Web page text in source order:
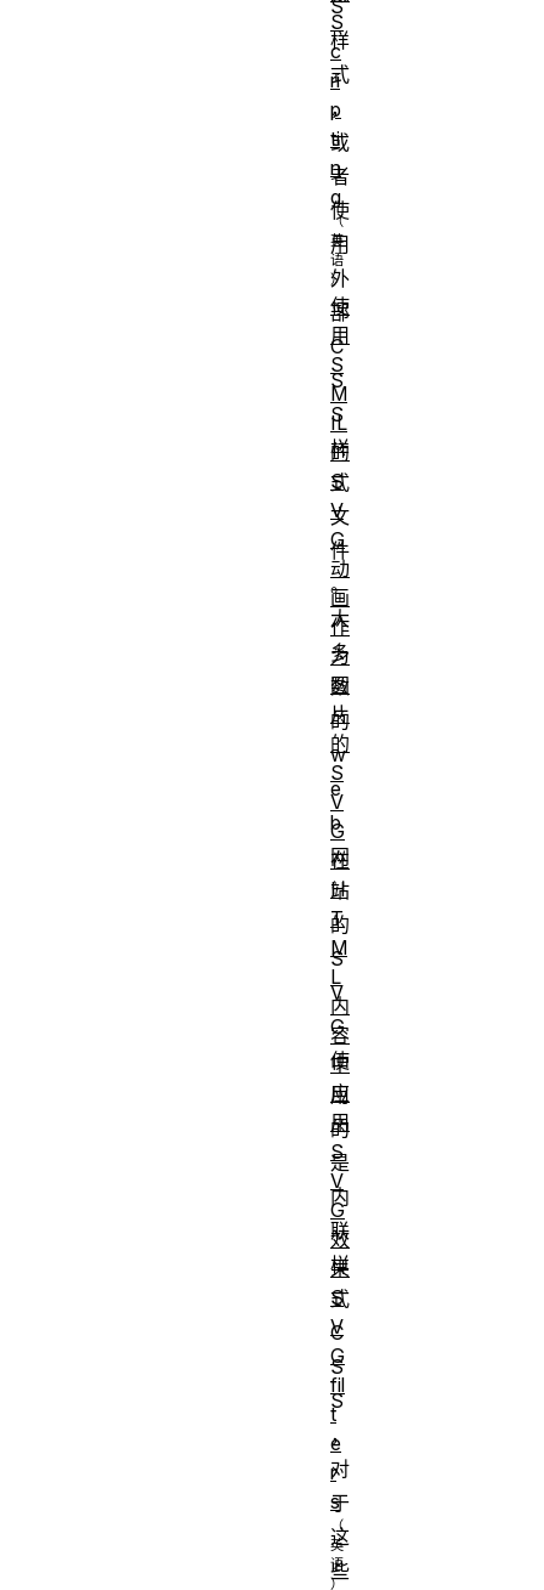
S
样
式
，
或
者
使
用
外
部
C
S
S
样
式
文
件
。
大
多
数
的
w
e
b
网
站
的
S
V
G
使
用
的
是
内
联
样
式
C
S
S
，
对
于
这
些
S
c
ri
p
ti
n
g
使
用
S
M
IL
的
S
V
G
动
画
作
为
图
片
的
S
V
G
在
H
T
M
L
内
容
中
应
用
S
V
G
效
果
S
V
G
fil
t
e
r
s